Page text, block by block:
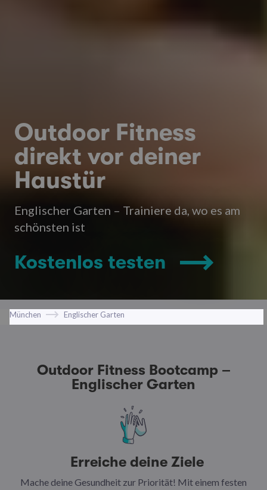
Outdoor Fitness
direkt vor deiner
Haustür
Englischer Garten – Trainiere da, wo es am
schönsten ist
Kostenlos testen
München Englischer Garten
Outdoor Fitness Bootcamp –
Englischer Garten
Erreiche deine Ziele
Mache deine Gesundheit zur Priorität! Mit einem festen